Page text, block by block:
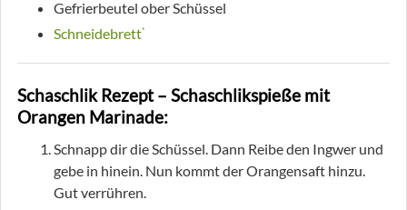
Gefrierbeutel ober Schüssel
Schneidebrett*
Schaschlik Rezept – Schaschlikspieße mit
Orangen Marinade:
Schnapp dir die Schüssel. Dann Reibe den Ingwer und
gebe in hinein. Nun kommt der Orangensaft hinzu.
Gut verrühren.